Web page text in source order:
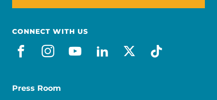
CONNECT WITH US
facebook_es
instagram
youtube
linkedin
x-socialtiktok
Press Room